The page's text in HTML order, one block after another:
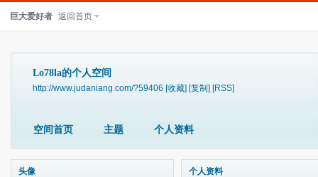
巨大爱好者 返回首页
Lo78la的个人空间
http://www.judaniang.com/?59406 [收藏] [复制] [RSS]
空间首页 主题 个人资料
头像 个人资料